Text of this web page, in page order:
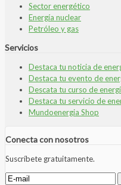
Sector energético
Energía nuclear
Petróleo y gas
Servicios
Destaca tu noticia de
Destaca tu evento de
Descata tu curso de
Destaca tu servicio de
Mundoenergia Shop
Conecta con nosotros
Suscríbete gratuitamente.